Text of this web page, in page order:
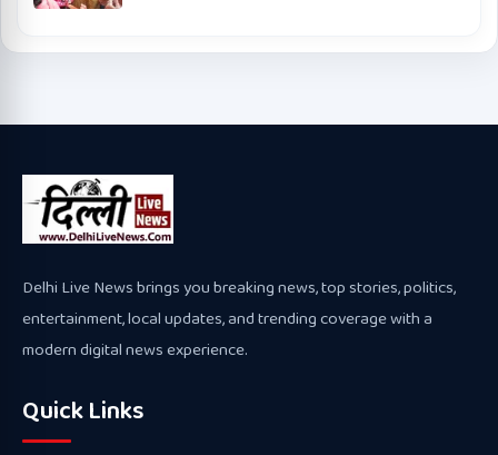
Delhi Live News brings you breaking news, top stories, politics,
entertainment, local updates, and trending coverage with a
modern digital news experience.
Quick Links